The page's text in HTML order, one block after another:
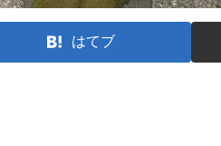
はてブ